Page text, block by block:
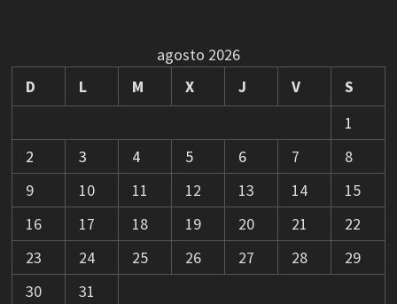
agosto 2026
D
L M X J V
S
1
2
3 4 5 6 7
8
9
10 11 12 13 14
15
16
17 18 19 20 21
22
23
24 25 26 27 28
29
30
31